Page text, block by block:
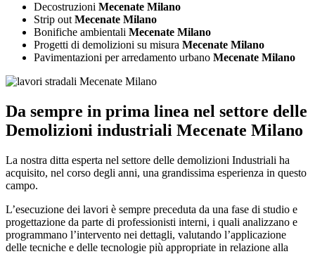
Decostruzioni Mecenate Milano
Strip out Mecenate Milano
Bonifiche ambientali Mecenate Milano
Progetti di demolizioni su misura Mecenate Milano
Pavimentazioni per arredamento urbano Mecenate Milano
Da sempre in prima linea nel settore delle
Demolizioni industriali Mecenate Milano
La nostra ditta esperta nel settore delle demolizioni Industriali ha
acquisito, nel corso degli anni, una grandissima esperienza in questo
campo.
L’esecuzione dei lavori è sempre preceduta da una fase di studio e
progettazione da parte di professionisti interni, i quali analizzano e
programmano l’intervento nei dettagli, valutando l’applicazione
delle tecniche e delle tecnologie più appropriate in relazione alla